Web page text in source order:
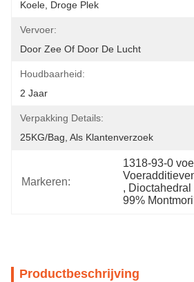
Koele, Droge Plek
Vervoer:
Door Zee Of Door De Lucht
Houdbaarheid:
2 Jaar
Verpakking Details:
25KG/bag, Als Klantenverzoek
Markeren:
1318-93-0
,
99%
Productbeschrijving